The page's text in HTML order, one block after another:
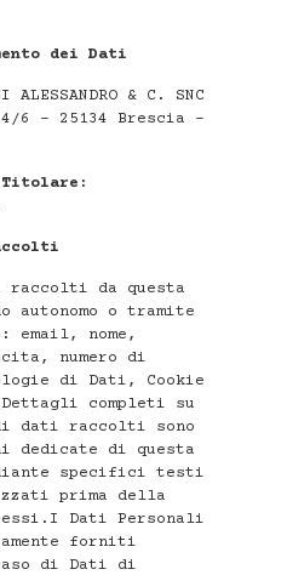
dei Dati
ALESSANDRO & C. SNC
6 – 25134 Brescia –
da questa
autonomo o tramite
nome,
numero di
di Dati, Cookie
completi su
dati raccolti sono
di questa
specifici testi
prima della
Dati Personali
forniti
di Dati di